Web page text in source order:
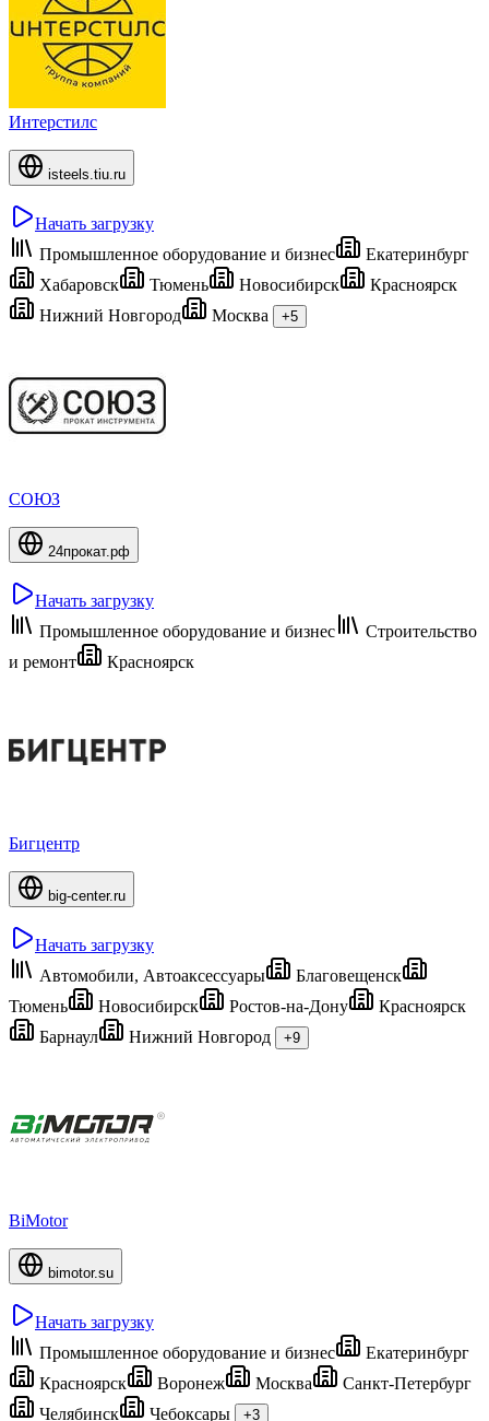
Интерстилс
isteels.tiu.ru
Начать загрузку
Промышленное оборудование и бизнес
Екатеринбург
Хабаровск
Тюмень Новосибирск
Красноярск
Нижний Новгород
Москва +5
СОЮЗ
24прокат.рф
Начать загрузку
Промышленное оборудование и бизнес
Строительство
и ремонт
Красноярск
Бигцентр
big-center.ru
Начать загрузку
Автомобили, Автоаксессуары
Благовещенск
Тюмень
Новосибирск Ростов-на-Дону
Красноярск
Барнаул
Нижний Новгород +9
BiMotor
bimotor.su
Начать загрузку
Промышленное оборудование и бизнес
Екатеринбург
Красноярск
Воронеж Москва
Санкт-Петербург
Челябинск
Чебоксары +3